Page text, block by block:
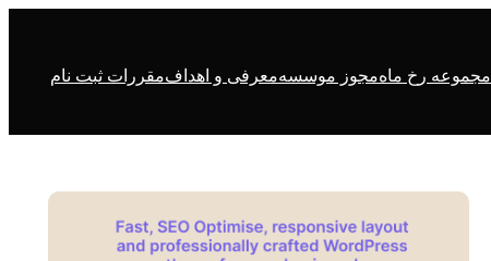
مجموعه رخ ماهمجوز موسسهمعرفی و اهدافمقررات ثبت نام